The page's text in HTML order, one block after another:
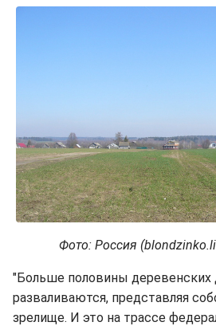
Фото: Россия
"Больше половины
разваливаются, представляя
зрелище. И это на трассе